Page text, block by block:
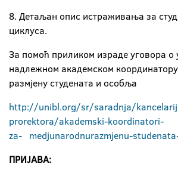
8. Детаљан опис истраживања за
циклуса.
За помоћ приликом израде уговора о
надлежном академском
размјену студената и особља
http://unibl.org/sr/saradnja/
prorektora/akademski-koordinatori-
za- medjunarodnurazmjenu-studenata
ПРИЈАВА: